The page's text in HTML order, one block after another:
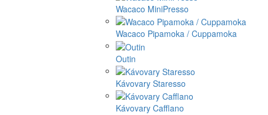
Wacaco MiniPresso
Wacaco Pipamoka / Cuppamoka
Outin
Kávovary Staresso
Kávovary Cafflano